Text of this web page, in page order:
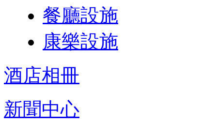
餐廳設施
康樂設施
酒店相冊
新聞中心